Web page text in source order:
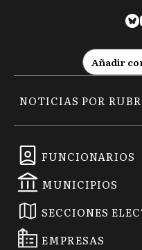
Añadir
FUNCIONARIOS
MUNICIPIOS
SECCIONES
EMPRESAS
NOTICIAS POR